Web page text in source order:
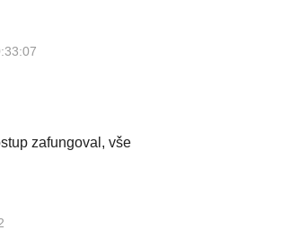
zafungoval, vše